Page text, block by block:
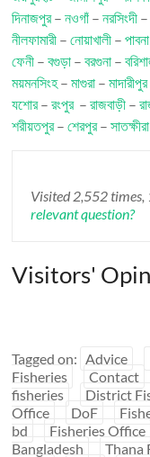
দিনাজপুর–নওগাঁ –নরসিংদী
নীলফামারী –নোয়াখালী –পাবনা
ফেনী –বগুড়া –বরগুনা –
ময়মনসিংহ–মাগুরা –মাদারীপুর
যশোর–রংপুর–রাজবাড়ী –
শরীয়তপুর–শেরপুর–সাতক্ষীরা
Visited 2,552 times,
relevant question?
Visitors'
Tagged on: Advice
Fisheries
Contact
fisheries
District
Office
DoF
bd
Fisheries Office
Bangladesh
Thana